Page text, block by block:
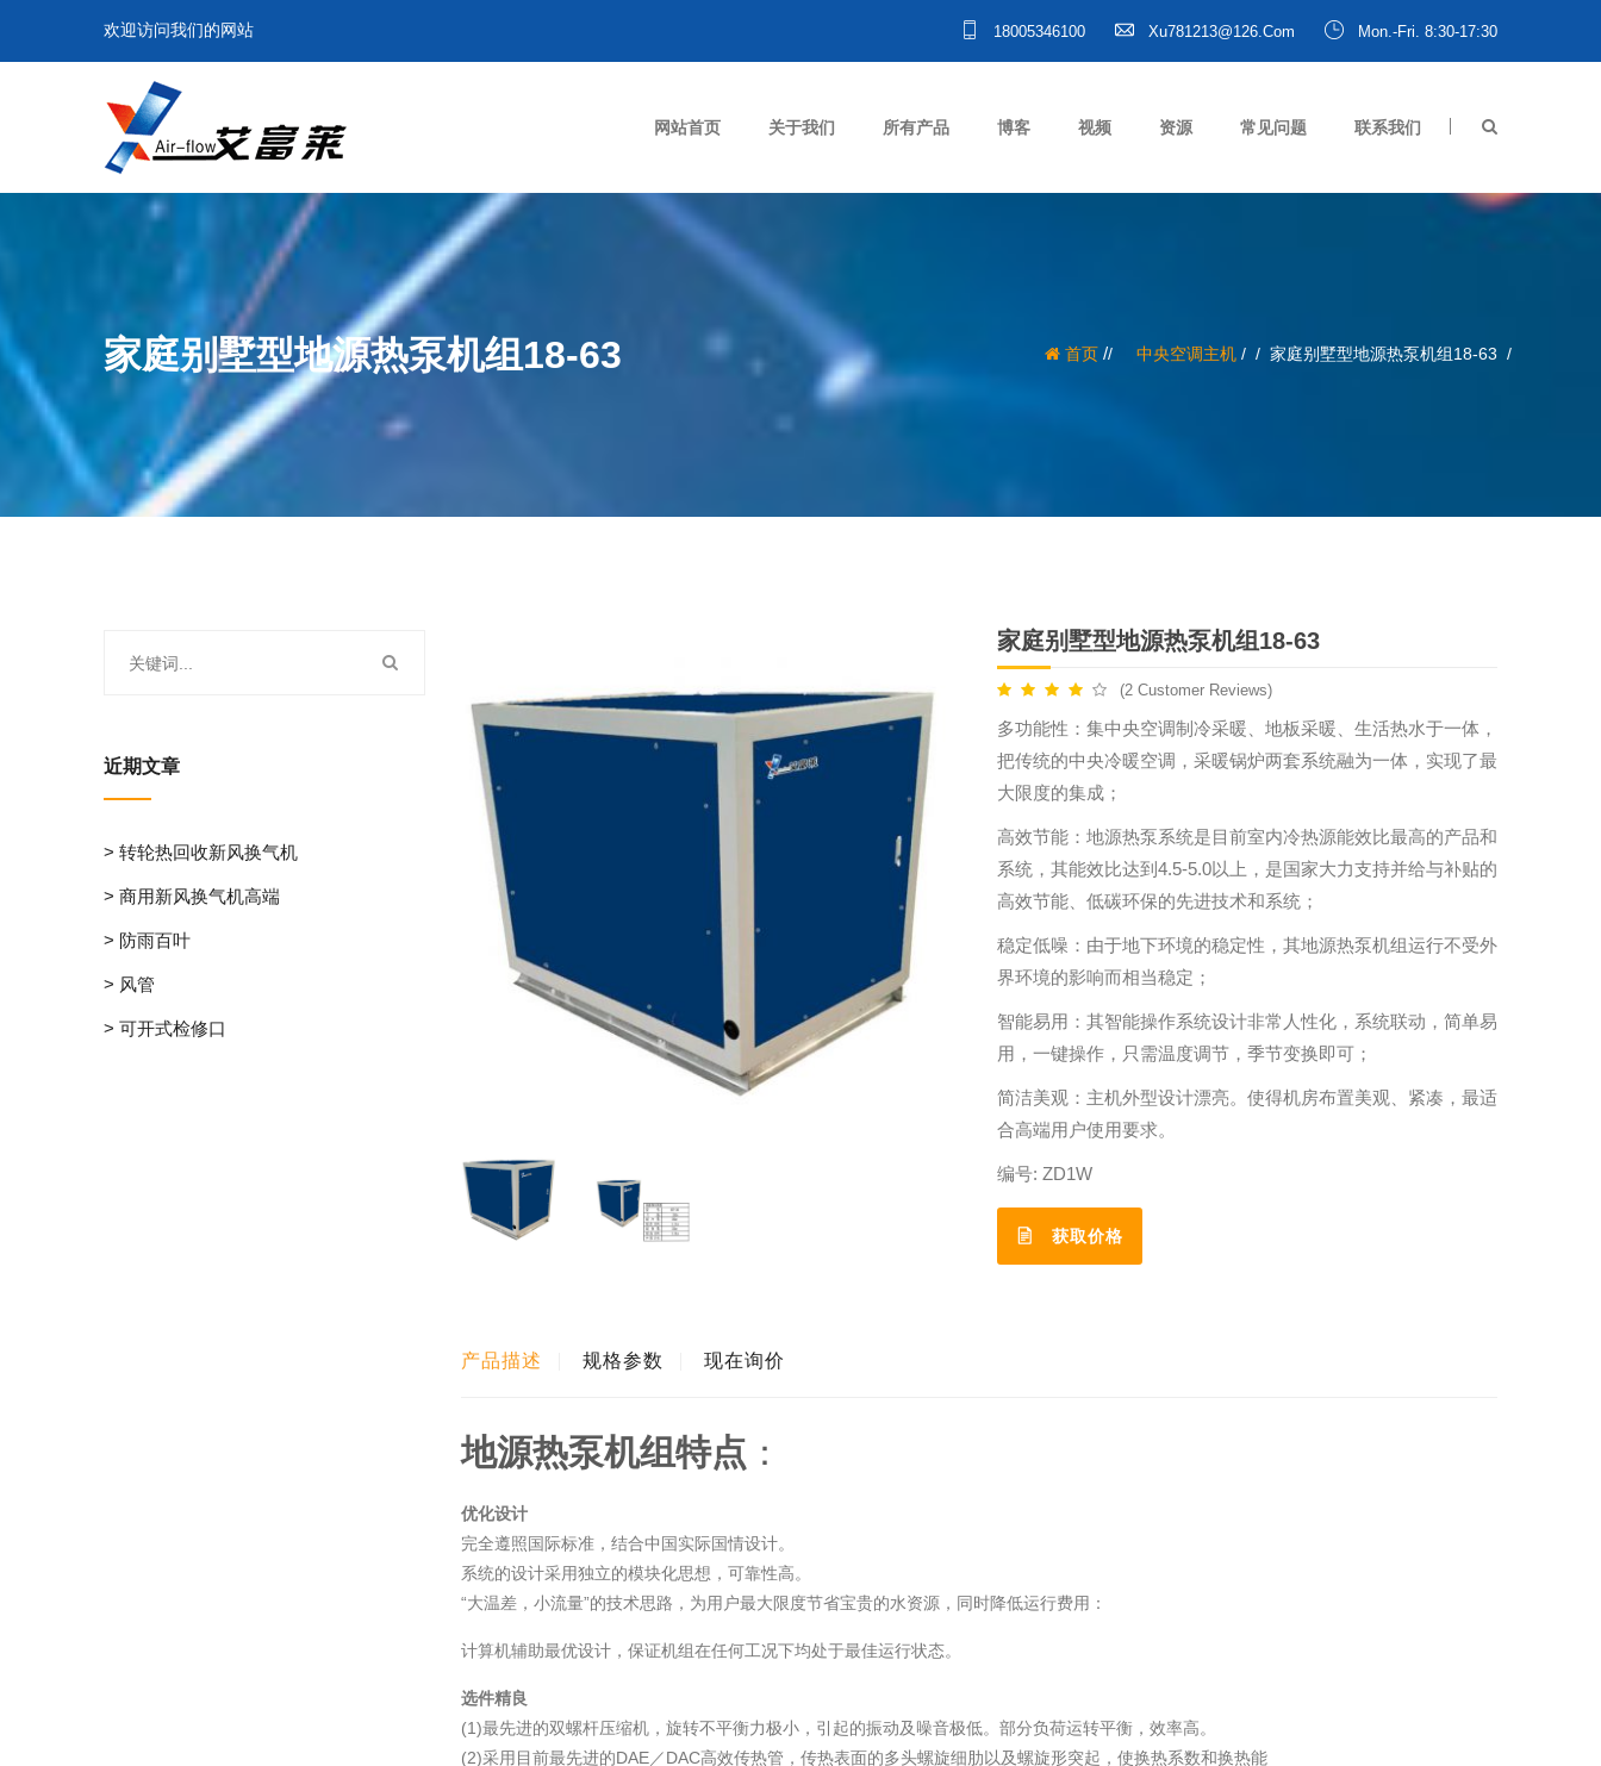
欢迎访问我们的网站 18005346100 Xu781213@126.com Mon.-Fri. 8:30-17:30
网站首页 关于我们 所有产品 博客 视频 资源 常见问题 联系我们
家庭别墅型地源热泵机组18-63 首页 / 中央空调主机 / 家庭别墅型地源热泵机组18-63
家庭别墅型地源热泵机组18-63
(2 Customer Reviews)
多功能性：集中央空调制冷采暖、地板采暖、生活热水于一体，
把传统的中央冷暖空调，采暖锅炉两套系统融为一体，实现了最
大限度的集成；
高效节能：地源热泵系统是目前室内冷热源能效比最高的产品和
系统，其能效比达到4.5-5.0以上，是国家大力支持并给与补贴的
高效节能、低碳环保的先进技术和系统；
稳定低噪：由于地下环境的稳定性，其地源热泵机组运行不受外
界环境的影响而相当稳定；
智能易用：其智能操作系统设计非常人性化，系统联动，简单易
用，一键操作，只需温度调节，季节变换即可；
简洁美观：主机外型设计漂亮。使得机房布置美观、紧凑，最适
合高端用户使用要求。
编号: ZD1W
获取价格
产品描述 规格参数 现在询价
地源热泵机组特点 ：
优化设计
完全遵照国际标准，结合中国实际国情设计。
系统的设计采用独立的模块化思想，可靠性高。
“大温差，小流量”的技术思路，为用户最大限度节省宝贵的水资源，同时降低运行费用：
计算机辅助最优设计，保证机组在任何工况下均处于最佳运行状态。
选件精良
(1)最先进的双螺杆压缩机，旋转不平衡力极小，引起的振动及噪音极低。部分负荷运转平衡，效率高。
(2)采用目前最先进的DAE／DAC高效传热管，传热表面的多头螺旋细肋以及螺旋形突起，使换热系数和换热能
近期文章
> 转轮热回收新风换气机
> 商用新风换气机高端
> 防雨百叶
> 风管
> 可开式检修口